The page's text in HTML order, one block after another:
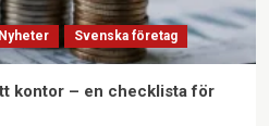
Nyheter Svenska företag
kontor – en checklista för